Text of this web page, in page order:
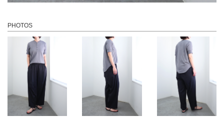
PHOTOS